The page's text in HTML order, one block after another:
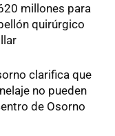
millones para
quirúrgico
clarifica que
no pueden
de Osorno